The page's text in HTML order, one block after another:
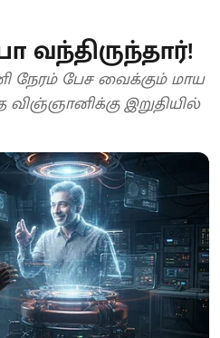
வந்திருந்தார்!
நேரம் பேச வைக்கும் மாய
இறுதியில்